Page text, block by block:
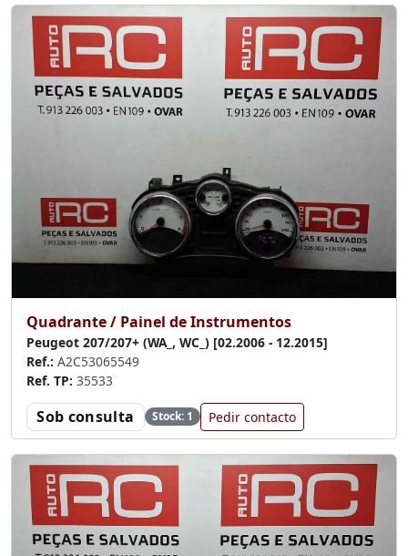
Quadrante / Painel de Instrumentos
Peugeot 207/207+ (WA_, WC_) [02.2006 - 12.2015]
Ref.: A2C53065549
Ref. TP: 35533
Sob consulta Stock: 1 Pedir contacto